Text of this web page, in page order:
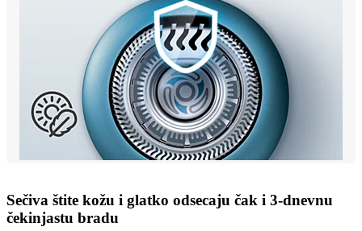
Sečiva štite kožu i glatko odsecaju čak i 3-dnevnu
čekinjastu bradu